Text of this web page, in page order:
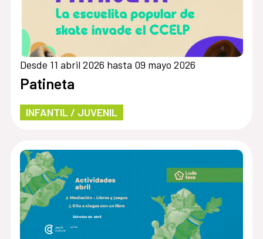
Desde 11 abril 2026 hasta 09 mayo 2026
Patineta
INFANTIL / JUVENIL